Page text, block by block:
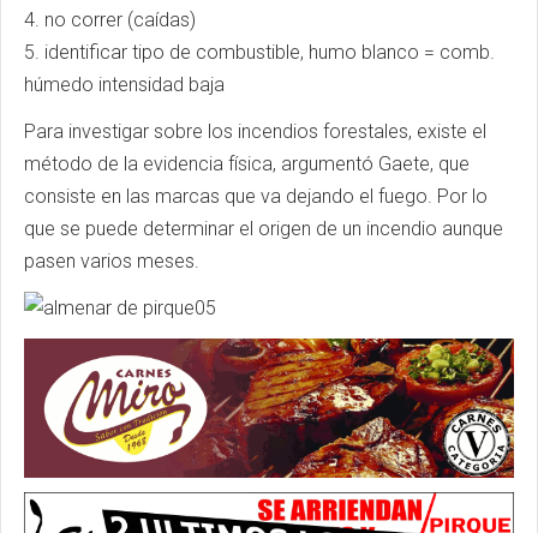
4. no correr (caídas)
5. identificar tipo de combustible, humo blanco = comb.
húmedo intensidad baja
Para investigar sobre los incendios forestales, existe el
método de la evidencia física, argumentó Gaete, que
consiste en las marcas que va dejando el fuego. Por lo
que se puede determinar el origen de un incendio aunque
pasen varios meses.